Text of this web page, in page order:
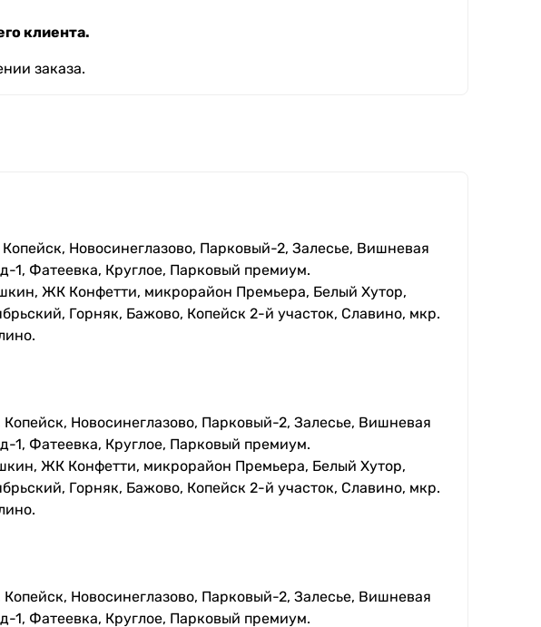
клиента.
заказа.
Новосинеглазово, Парковый-2, Залесье, Вишневая
1, Фатеевка, Круглое, Парковый премиум.
ЖК Конфетти, микрорайон Премьера, Белый Хутор,
Горняк, Бажово, Копейск 2-й участок, Славино, мкр.
Новосинеглазово, Парковый-2, Залесье, Вишневая
1, Фатеевка, Круглое, Парковый премиум.
ЖК Конфетти, микрорайон Премьера, Белый Хутор,
Горняк, Бажово, Копейск 2-й участок, Славино, мкр.
Новосинеглазово, Парковый-2, Залесье, Вишневая
1, Фатеевка, Круглое, Парковый премиум.